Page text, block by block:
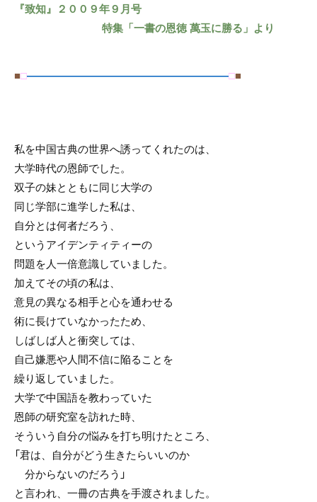
『致知』２００９年９月号
特集「一書の恩徳 萬玉に勝る」より
■□―――――――――――――――――――□■
私を中国古典の世界へ誘ってくれたのは、
大学時代の恩師でした。
双子の妹とともに同じ大学の
同じ学部に進学した私は、
自分とは何者だろう、
というアイデンティティーの
問題を人一倍意識していました。
加えてその頃の私は、
意見の異なる相手と心を通わせる
術に長けていなかったため、
しばしば人と衝突しては、
自己嫌悪や人間不信に陥ることを
繰り返していました。
大学で中国語を教わっていた
恩師の研究室を訪れた時、
そういう自分の悩みを打ち明けたところ、
「君は、自分がどう生きたらいいのか
分からないのだろう」
と言われ、一冊の古典を手渡されました。